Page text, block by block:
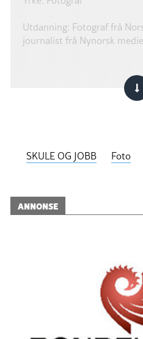
Utdanning: Fotograf frå
journalist frå Nynorsk
SKULE OG JOBB Foto
ANNONSE